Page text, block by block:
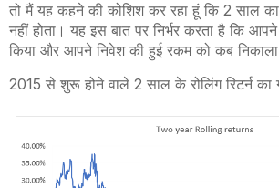
तो मैं यह कहने की कोशिश कर रहा हूं कि 2 साल का
नहीं होता। यह इस बात पर निर्भर करता है कि
किया और आपने निवेश की हुई रकम को कब
2015 से शुरू होने वाले 2 साल के रोलिंग रिटर्न का